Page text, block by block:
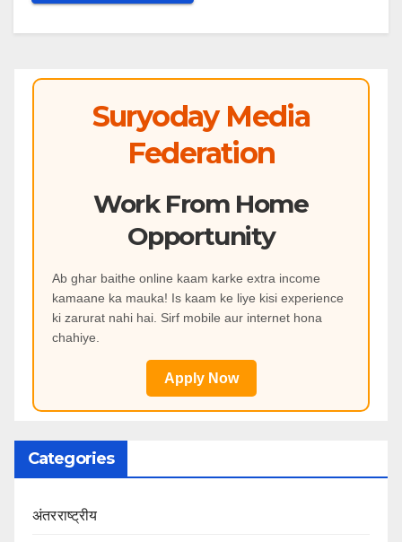
Suryoday Media
Federation
Work From Home
Opportunity
Ab ghar baithe online kaam karke extra income
kamaane ka mauka! Is kaam ke liye kisi experience
ki zarurat nahi hai. Sirf mobile aur internet hona
chahiye.
Apply Now
Categories
अंतरराष्ट्रीय